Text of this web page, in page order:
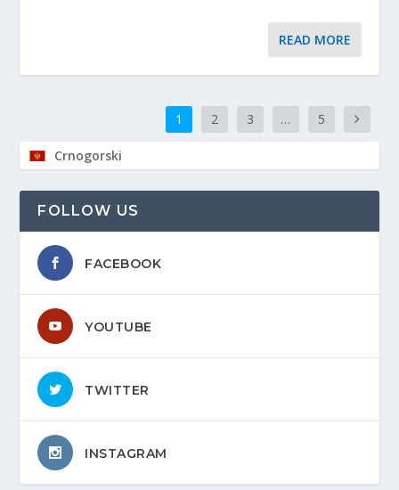
READ MORE
1 2 3 … 5
Crnogorski
FOLLOW US
FACEBOOK
YOUTUBE
TWITTER
INSTAGRAM